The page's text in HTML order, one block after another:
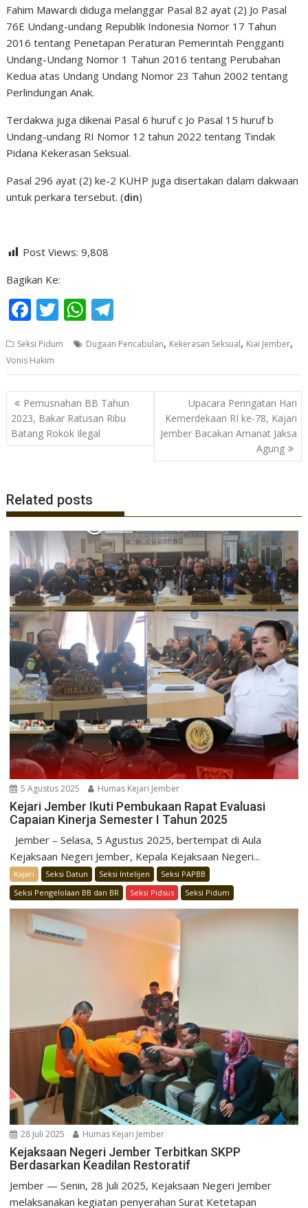
Fahim Mawardi diduga melanggar Pasal 82 ayat (2) Jo Pasal
76E Undang-undang Republik Indonesia Nomor 17 Tahun
2016 tentang Penetapan Peraturan Pemerintah Pengganti
Undang-Undang Nomor 1 Tahun 2016 tentang Perubahan
Kedua atas Undang Undang Nomor 23 Tahun 2002 tentang
Perlindungan Anak.
Terdakwa juga dikenai Pasal 6 huruf c Jo Pasal 15 huruf b
Undang-undang RI Nomor 12 tahun 2022 tentang Tindak
Pidana Kekerasan Seksual.
Pasal 296 ayat (2) ke-2 KUHP juga disertakan dalam dakwaan
untuk perkara tersebut. (din)
Post Views: 9,808
Bagikan Ke:
F
e
b
o
o
k
T
itt
er
W
at
s
A
p
p
e
gr
a
m
Seksi Pidum Dugaan Pencabulan, Kekerasan Seksual, Kiai Jember,
Vonis Hakim
Navigasi
pos
Pemusnahan BB Tahun
2023, Bakar Ratusan Ribu
Batang Rokok Ilegal
Upacara Peringatan Hari
Kemerdekaan RI ke-78, Kajari
Jember Bacakan Amanat Jaksa
Agung
Related posts
5 Agustus 2025 Humas Kejari Jember
Kejari Jember Ikuti Pembukaan Rapat Evaluasi
Capaian Kinerja Semester I Tahun 2025
Jember – Selasa, 5 Agustus 2025, bertempat di Aula
Kejaksaan Negeri Jember, Kepala Kejaksaan Negeri...
Kajari Seksi Datun Seksi Intelijen
Seksi PAPBB
Seksi Pengelolaan BB dan BR
Seksi Pidsus Seksi Pidum
28 Juli 2025 Humas Kejari Jember
Kejaksaan Negeri Jember Terbitkan SKPP
Berdasarkan Keadilan Restoratif
Jember — Senin, 28 Juli 2025, Kejaksaan Negeri Jember
melaksanakan kegiatan penyerahan Surat Ketetapan